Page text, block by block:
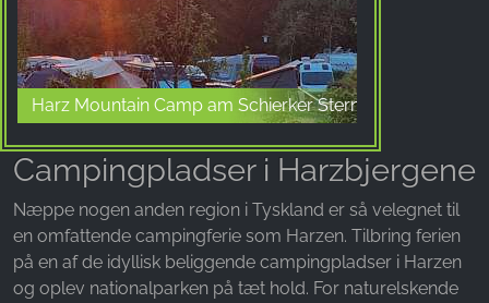
Harz Mountain Camp am Schierker Stern
Campingpladser i Harzbjergene
Næppe nogen anden region i Tyskland er så velegnet til
en omfattende campingferie som Harzen. Tilbring ferien
på en af de idyllisk beliggende campingpladser i Harzen
og oplev nationalparken på tæt hold. For naturelskende
Name:
_fbp, fr, _fbq, fbq
Provider:
Facebook Ireland Ltd.
Måling af reklamer og markedsføring
Cookie duration:
3 måneder - 1 år